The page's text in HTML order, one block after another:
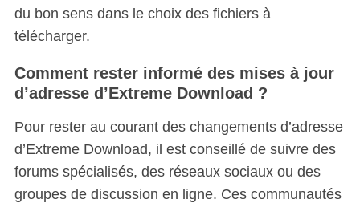
du bon sens dans le choix des fichiers à
télécharger.
Comment rester informé des mises à jour
d’adresse d’Extreme Download ?
Pour rester au courant des changements d’adresse
d’Extreme Download, il est conseillé de suivre des
forums spécialisés, des réseaux sociaux ou des
groupes de discussion en ligne. Ces communautés